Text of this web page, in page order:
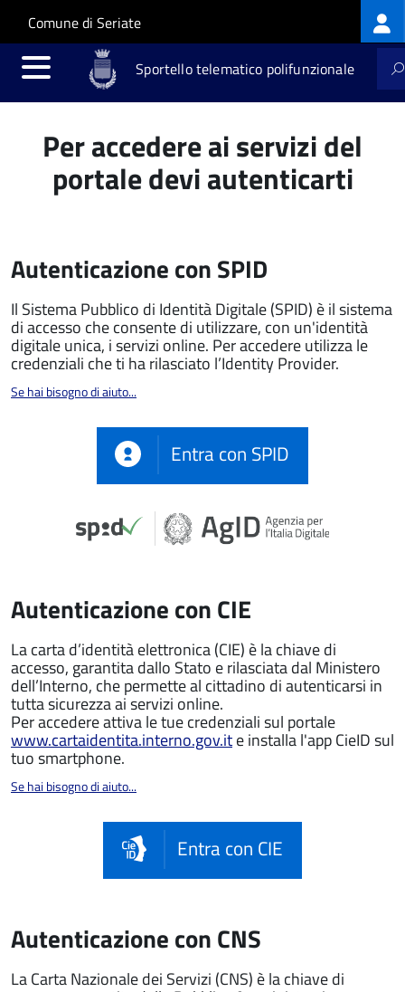
Salta al contenuto principale
Skip to site navigation
Comune di Seriate
Sportello telematico polifunzionale
Per accedere ai servizi del
portale devi autenticarti
Autenticazione con SPID
Il Sistema Pubblico di Identità Digitale (SPID) è il sistema
di accesso che consente di utilizzare, con un'identità
digitale unica, i servizi online. Per accedere utilizza le
credenziali che ti ha rilasciato l’Identity Provider.
Se hai bisogno di aiuto...
Entra con SPID
Autenticazione con CIE
La carta d’identità elettronica (CIE) è la chiave di
accesso, garantita dallo Stato e rilasciata dal Ministero
dell’Interno, che permette al cittadino di autenticarsi in
tutta sicurezza ai servizi online.
Per accedere attiva le tue credenziali sul portale
www.cartaidentita.interno.gov.ite installa l'app CieID sul
tuo smartphone.
Se hai bisogno di aiuto...
Entra con CIE
Autenticazione con CNS
La Carta Nazionale dei Servizi (CNS) è la chiave di